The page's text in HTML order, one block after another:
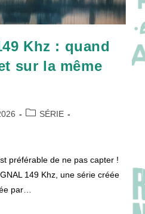
Khz : quand
sur la même
PostSÉRIE
préférable de ne pas capter !
149 Khz, une série créée
par…